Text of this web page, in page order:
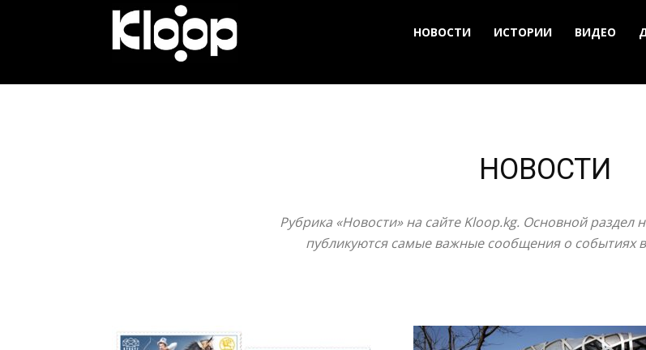
Кыргызстана
НОВОСТИ ИСТОРИИ ВИДЕО
НОВОСТИ
Рубрика «Новости» на сайте Kloop.kg. Основной раздел
публикуются самые важные сообщения о событиях